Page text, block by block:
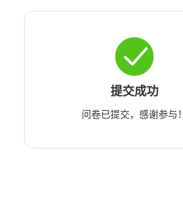
提交成功
问卷已提交，感谢参与！